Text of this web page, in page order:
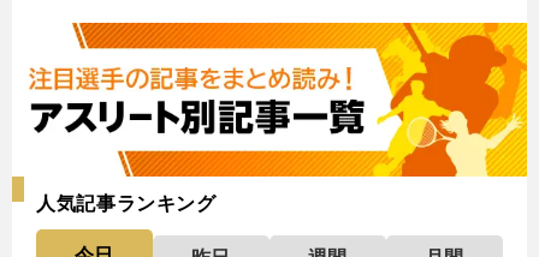
人気記事ランキング